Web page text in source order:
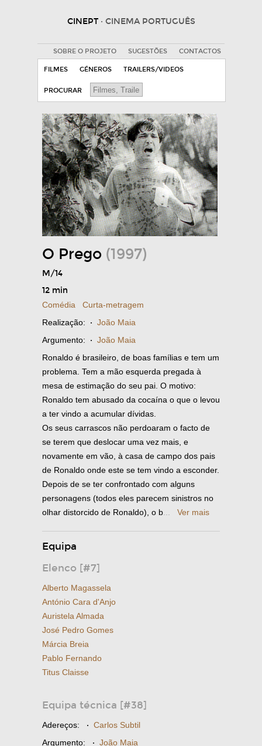
CINEPT · CINEMA PORTUGUÊS
SOBRE O PROJETO SUGESTÕES CONTACTOS
FILMES GÉNEROS TRAILERS/VIDEOS
PROCURAR
O Prego (1997)
M/14
12 min
Comédia
Curta-metragem
Realização: · João Maia
Argumento: · João Maia
Ronaldo é brasileiro, de boas famílias e tem um
problema. Tem a mão esquerda pregada à
mesa de estimação do seu pai. O motivo:
Ronaldo tem abusado da cocaína o que o levou
a ter vindo a acumular dívidas.
Os seus carrascos não perdoaram o facto de
se terem que deslocar uma vez mais, e
novamente em vão, à casa de campo dos pais
de Ronaldo onde este se tem vindo a esconder.
Depois de se ter confrontado com alguns
personagens (todos eles parecem sinistros no
olhar distorcido de Ronaldo), o b
Ver mais
Equipa
Elenco [#7]
Alberto Magassela
António Cara d'Anjo
Auristela Almada
José Pedro Gomes
Márcia Breia
Pablo Fernando
Titus Claisse
Equipa técnica [#38]
Adereços: · Carlos Subtil
Argumento: · João Maia